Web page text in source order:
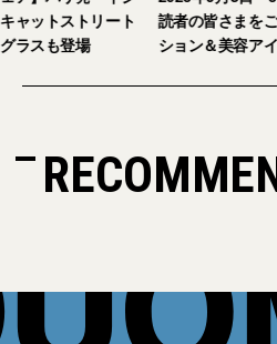
ャットストリート
ラスも登場
読者の皆さまを
ション＆美容ア